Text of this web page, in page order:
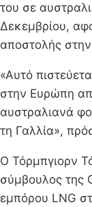
του σε
Δεκεμβρίου,
αποστολής
«Αυτό
στην Ευρώπη
αυστραλιανά
τη Γαλλία»,
Ο Τόρμπγιορν
σύμβουλος της
εμπόρου LNG